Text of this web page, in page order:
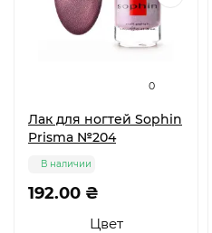
0
Лак для ногтей Sophin
Prisma №204
Цвет
192.00 ₴
В наличии